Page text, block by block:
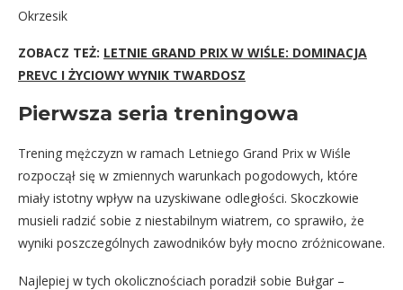
Okrzesik
ZOBACZ TEŻ: LETNIE GRAND PRIX W WIŚLE: DOMINACJA
PREVC I ŻYCIOWY WYNIK TWARDOSZ
Pierwsza seria treningowa
Trening mężczyzn w ramach Letniego Grand Prix w Wiśle
rozpoczął się w zmiennych warunkach pogodowych, które
miały istotny wpływ na uzyskiwane odległości. Skoczkowie
musieli radzić sobie z niestabilnym wiatrem, co sprawiło, że
wyniki poszczególnych zawodników były mocno zróżnicowane.
Najlepiej w tych okolicznościach poradził sobie Bułgar –